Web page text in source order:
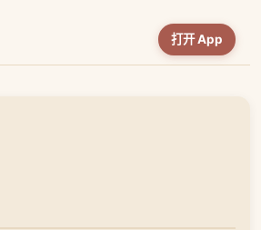
打开 App